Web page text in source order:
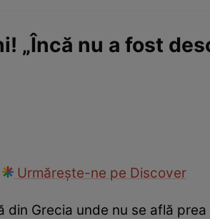
„Încă nu a fost
Urmărește-ne pe Discover
Grecia unde nu se află